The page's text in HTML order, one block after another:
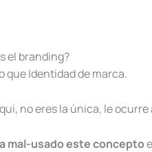
el branding?
que Identidad de marca.
no eres la única, le
mal-usado este concepto